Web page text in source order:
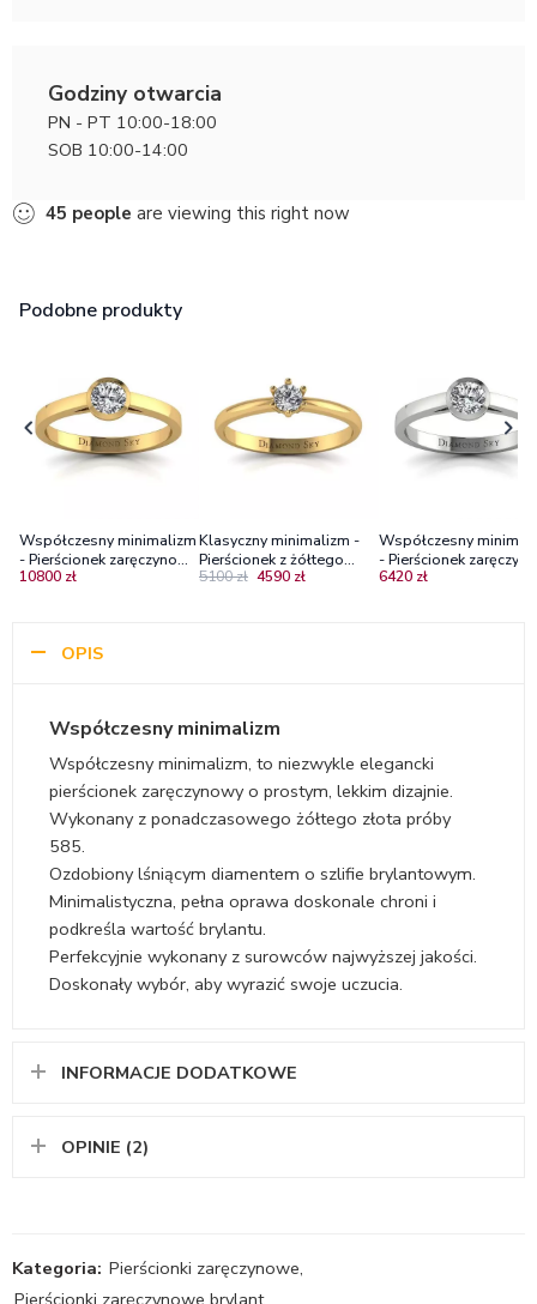
Godziny otwarcia
PN - PT 10:00-18:00
SOB 10:00-14:00
45 people are viewing this right now
Podobne produkty
Współczesny minimalizm
- Pierścionek zaręczynowy
z żółtego złota z
10800 zł
Klasyczny minimalizm -
Pierścionek z żółtego
złota z brylantem 0.21ct
5100 zł 4590 zł
Współczesny
- Pierścionek
z białego złota z
6420 zł
OPIS
Współczesny minimalizm
Współczesny minimalizm, to niezwykle elegancki
pierścionek zaręczynowy o prostym, lekkim dizajnie.
Wykonany z ponadczasowego żółtego złota próby
585.
Ozdobiony lśniącym diamentem o szlifie brylantowym.
Minimalistyczna, pełna oprawa doskonale chroni i
podkreśla wartość brylantu.
Perfekcyjnie wykonany z surowców najwyższej jakości.
Doskonały wybór, aby wyrazić swoje uczucia.
INFORMACJE DODATKOWE
OPINIE (2)
Kategoria: Pierścionki zaręczynowe,
Pierścionki zaręczynowe brylant,